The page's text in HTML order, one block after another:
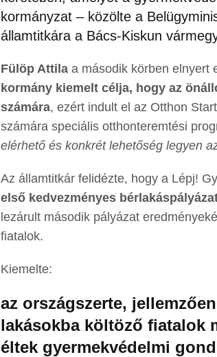
kormányzat – közölte a
államtitkára a Bács-Kiskun
Fülöp Attila a második körben elnyert
kormány kiemelt célja, hogy az
számára, ezért indult el az Otthon
számára speciális otthonteremtési
elérhető és konkrét lehetőség legyen
Az államtitkár felidézte, hogy a Lépj!
első kedvezményes
lezárult második pályázat
fiatalok.
Kiemelte:
az országszerte,
lakásokba költöző fiatalok
éltek gyermekvédelmi